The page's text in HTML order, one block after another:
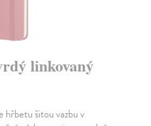
linkovaný
hřbetu šitou vazbu v